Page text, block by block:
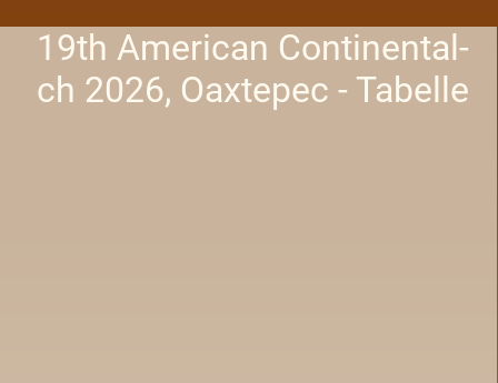
19th American Continental-
ch 2026, Oaxtepec - Tabelle